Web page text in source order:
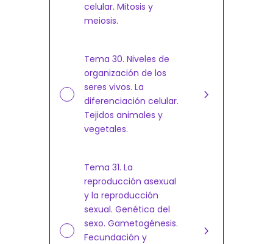
celular. Mitosis y
meiosis.
Tema 30. Niveles de
organización de los
seres vivos. La
diferenciación celular.
Tejidos animales y
vegetales.
Tema 31. La
reproducción asexual
y la reproducción
sexual. Genética del
sexo. Gametogénesis.
Fecundación y